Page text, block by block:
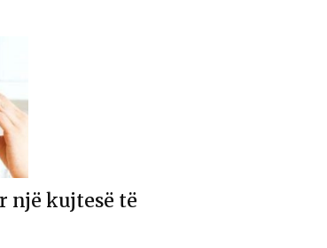
një kujtesë të